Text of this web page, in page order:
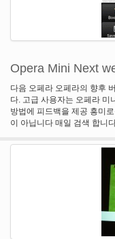
인터넷 서비스의 범위를 제
등 요금. 모두에서 하나의
개인 정보 보호 응용 프로그
와 기능에 액세스를 제공합
션 것입니다 사용 하지 않았
귀하의 휴대 전화의 기능에
락처를 읽고--biNu 학점-사
는-당신의 휴대 전화 저장
을 구매 하려는 경우 SMS 메
Opera Mini Next
다음 오페라 오페라의 향후
다. 고급 사용자는 오페라 미
방법에 피드백을 제공 흥미
이 아닙니다 매일 검색 합니
원래 오페라 미니 설치에 변